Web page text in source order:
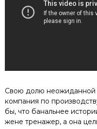
Свою долю неожиданной
компания по
бы, что банальнее
жене тренажер, а она